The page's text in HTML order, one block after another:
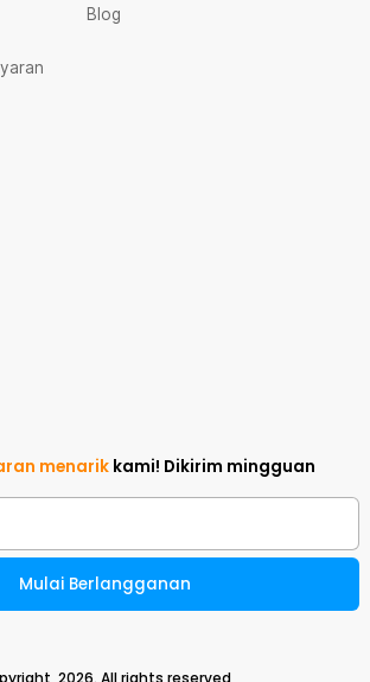
Blog
menarik kami! Dikirim mingguan
Mulai Berlangganan
2026. All rights reserved